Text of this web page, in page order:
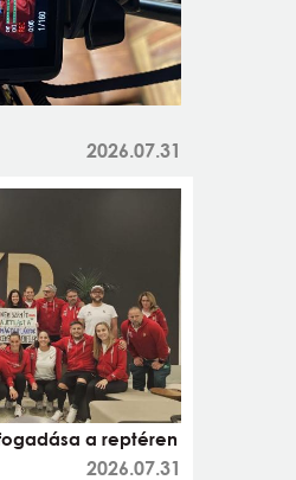
2026.07.31
a reptéren
2026.07.31